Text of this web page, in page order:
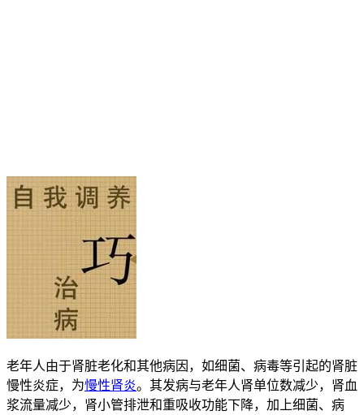
老年人由于肾脏老化和其他病因，如细菌、病毒等引起的肾脏
慢性炎症，为慢性肾炎。其发病与老年人肾单位数减少，肾血
浆流量减少，肾小管排泄和重吸收功能下降，加上细菌、病